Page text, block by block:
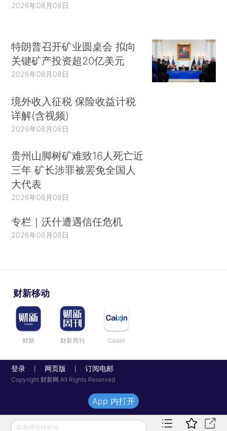
2026年08月08日
特朗普召开矿业圆桌会 拟向
关键矿产投资超20亿美元
2026年08月08日
境外收入征税 保险收益计税
详解(含视频)
2026年08月08日
贵州山脚树矿难致16人死亡近
三年 矿长涉罪被罢免全国人
大代表
2026年08月08日
专栏｜沃什遭遇信任危机
2026年08月08日
财新移动
财新 财新周刊 Caixin
登录 网页版 订阅电邮
Copyright 财新网 All Rights Reserved
发表评论得积分
App 内打开